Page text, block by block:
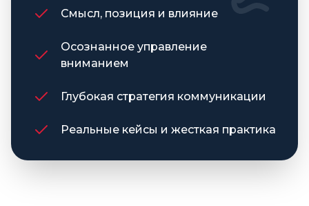
Смысл, позиция и влияние
Осознанное управление
вниманием
Глубокая стратегия коммуникации
Реальные кейсы и жесткая практика